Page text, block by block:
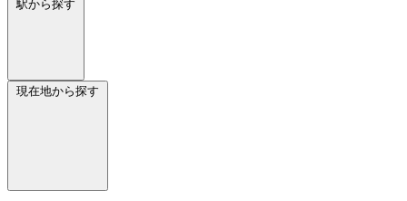
駅から探す
現在地から探す